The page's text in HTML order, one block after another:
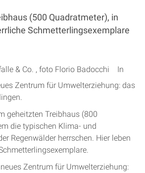
(500 Quadratmeter), in
Schmetterlingsexemplare
In
Zentrum für Umwelterziehung: das
geheitzten Treibhaus (800
die typischen Klima- und
Regenwälder herrschen. Hier leben
Zentrum für Umwelterziehung: